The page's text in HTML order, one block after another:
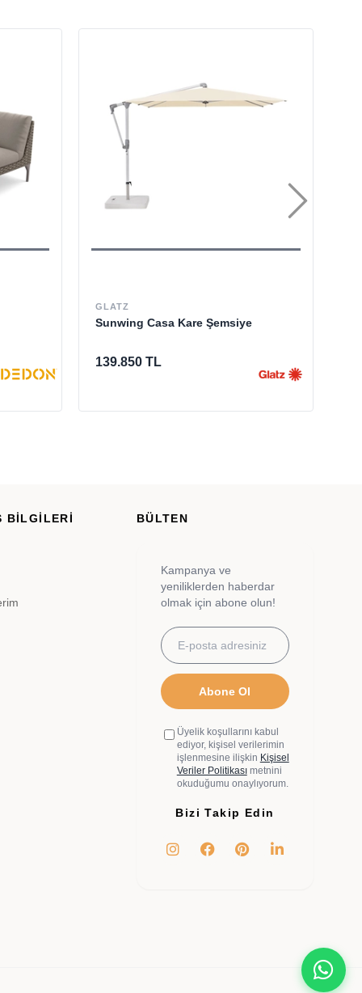
GLATZ
Sunwing Casa Kare Şemsiye
139.850 TL
BİLGİLERİ BÜLTEN
Kampanya ve
yeniliklerden haberdar
olmak için abone olun!
Abone Ol
Üyelik koşullarını kabul
ediyor, kişisel verilerimin
işlenmesine ilişkin Kişisel
Veriler Politikasımetnini
okuduğumu onaylıyorum.
Bizi Takip Edin